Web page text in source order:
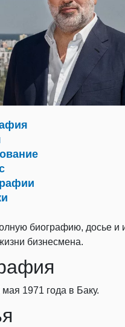
биографию, досье и
бизнесмена.
1971 года в Баку.